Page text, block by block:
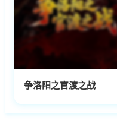
争洛阳之官渡之战